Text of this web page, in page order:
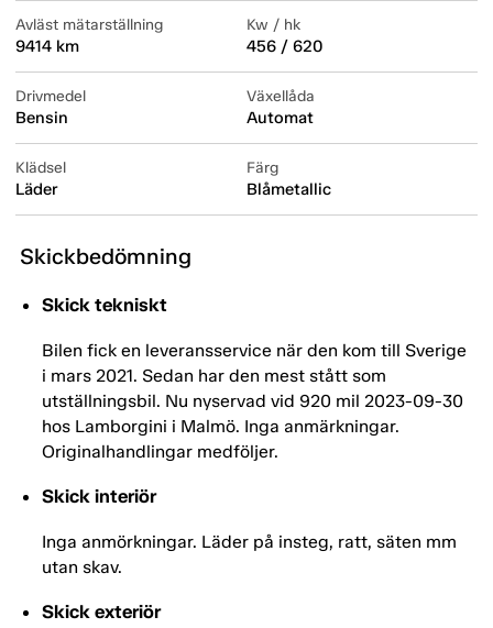
Avläst mätarställning
9414 km
Kw / hk
456 / 620
Drivmedel
Bensin
Växellåda
Automat
Klädsel
Läder
Färg
Blåmetallic
Skickbedömning
Skick tekniskt
Bilen fick en leveransservice när den kom till Sverige
i mars 2021. Sedan har den mest stått som
utställningsbil. Nu nyservad vid 920 mil 2023-09-30
hos Lamborgini i Malmö. Inga anmärkningar.
Originalhandlingar medföljer.
Skick interiör
Inga anmörkningar. Läder på insteg, ratt, säten mm
utan skav.
Skick exteriör